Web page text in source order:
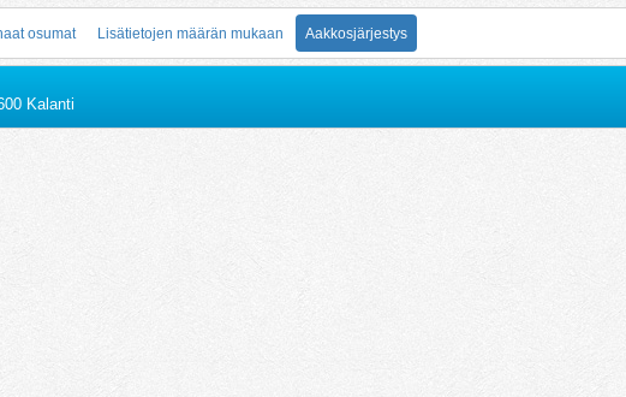
osumat Lisätietojen määrän mukaan Aakkosjärjestys
Kalanti